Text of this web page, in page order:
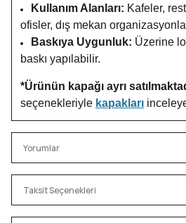
Kullanım Alanları: Kafeler,
ofisler, dış mekan
Baskıya Uygunluk: Üzerine
baskı yapılabilir.
*Ürünün kapağı ayrı
seçenekleriyle kapakları
Yorumlar
Bu ürüne ilk yorumu
Taksit Seçenekleri